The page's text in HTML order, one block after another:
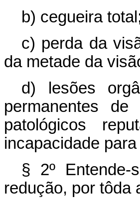
b) cegueira
c) perda da
da metade da
d) lesões
permanentes
patológicos
incapacidade
§ 2º Entende-
redução, por tôda